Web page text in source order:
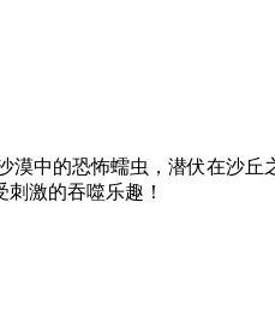
漠中的恐怖蠕虫，潜伏在沙
激的吞噬乐趣！